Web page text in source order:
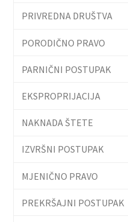
PRIVREDNA DRUŠTVA
PORODIČNO PRAVO
PARNIČNI POSTUPAK
EKSPROPRIJACIJA
NAKNADA ŠTETE
IZVRŠNI POSTUPAK
MJENIČNO PRAVO
PREKRŠAJNI POSTUPAK